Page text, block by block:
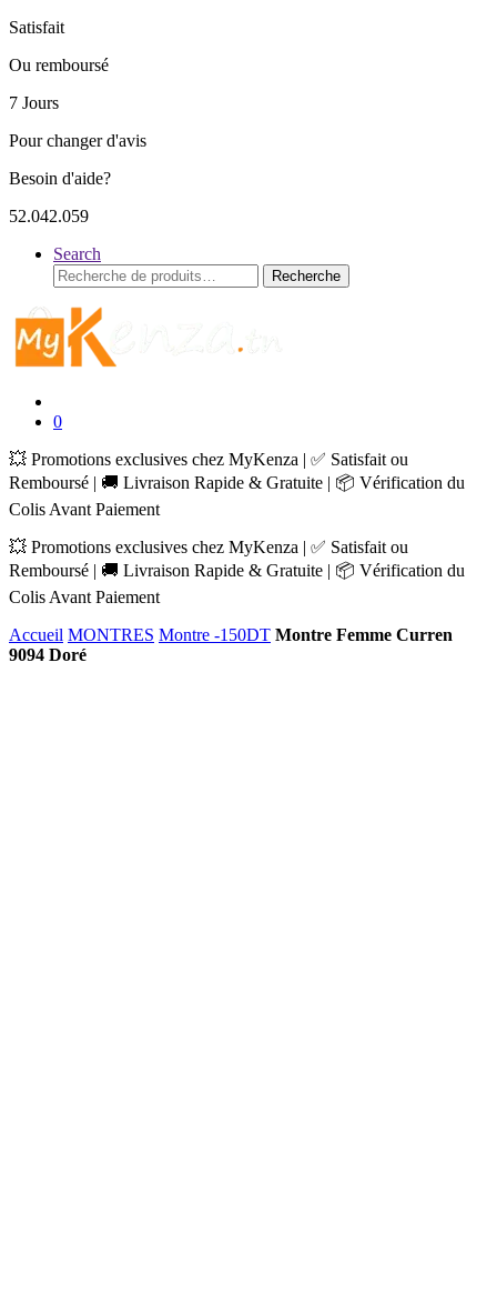
Satisfait
Ou remboursé
7 Jours
Pour changer d'avis
Besoin d'aide?
52.042.059
Search
Recherche
pour :
Recherche
0
💥 Promotions exclusives chez MyKenza | ✅ Satisfait ou
Remboursé | 🚚 Livraison Rapide & Gratuite | 📦 Vérification du
Colis Avant Paiement
💥 Promotions exclusives chez MyKenza | ✅ Satisfait ou
Remboursé | 🚚 Livraison Rapide & Gratuite | 📦 Vérification du
Colis Avant Paiement
Accueil MONTRES Montre -150DT Montre Femme Curren
9094 Doré